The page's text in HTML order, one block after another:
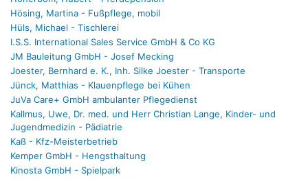
Hösing, Martina - Fußpflege, mobil
Hüls, Michael - Tischlerei
I.S.S. International Sales Service GmbH & Co KG
JM Bauleitung GmbH - Josef Mecking
Joester, Bernhard e. K., Inh. Silke Joester - Transporte
Jünck, Matthias - Klauenpflege bei Kühen
JuVa Care+ GmbH ambulanter Pflegedienst
Kallmus, Uwe, Dr. med. und Herr Christian Lange, Kinder- und
Jugendmedizin - Pädiatrie
Kaß - Kfz-Meisterbetrieb
Kemper GmbH - Hengsthaltung
Kinosta GmbH - Spielpark